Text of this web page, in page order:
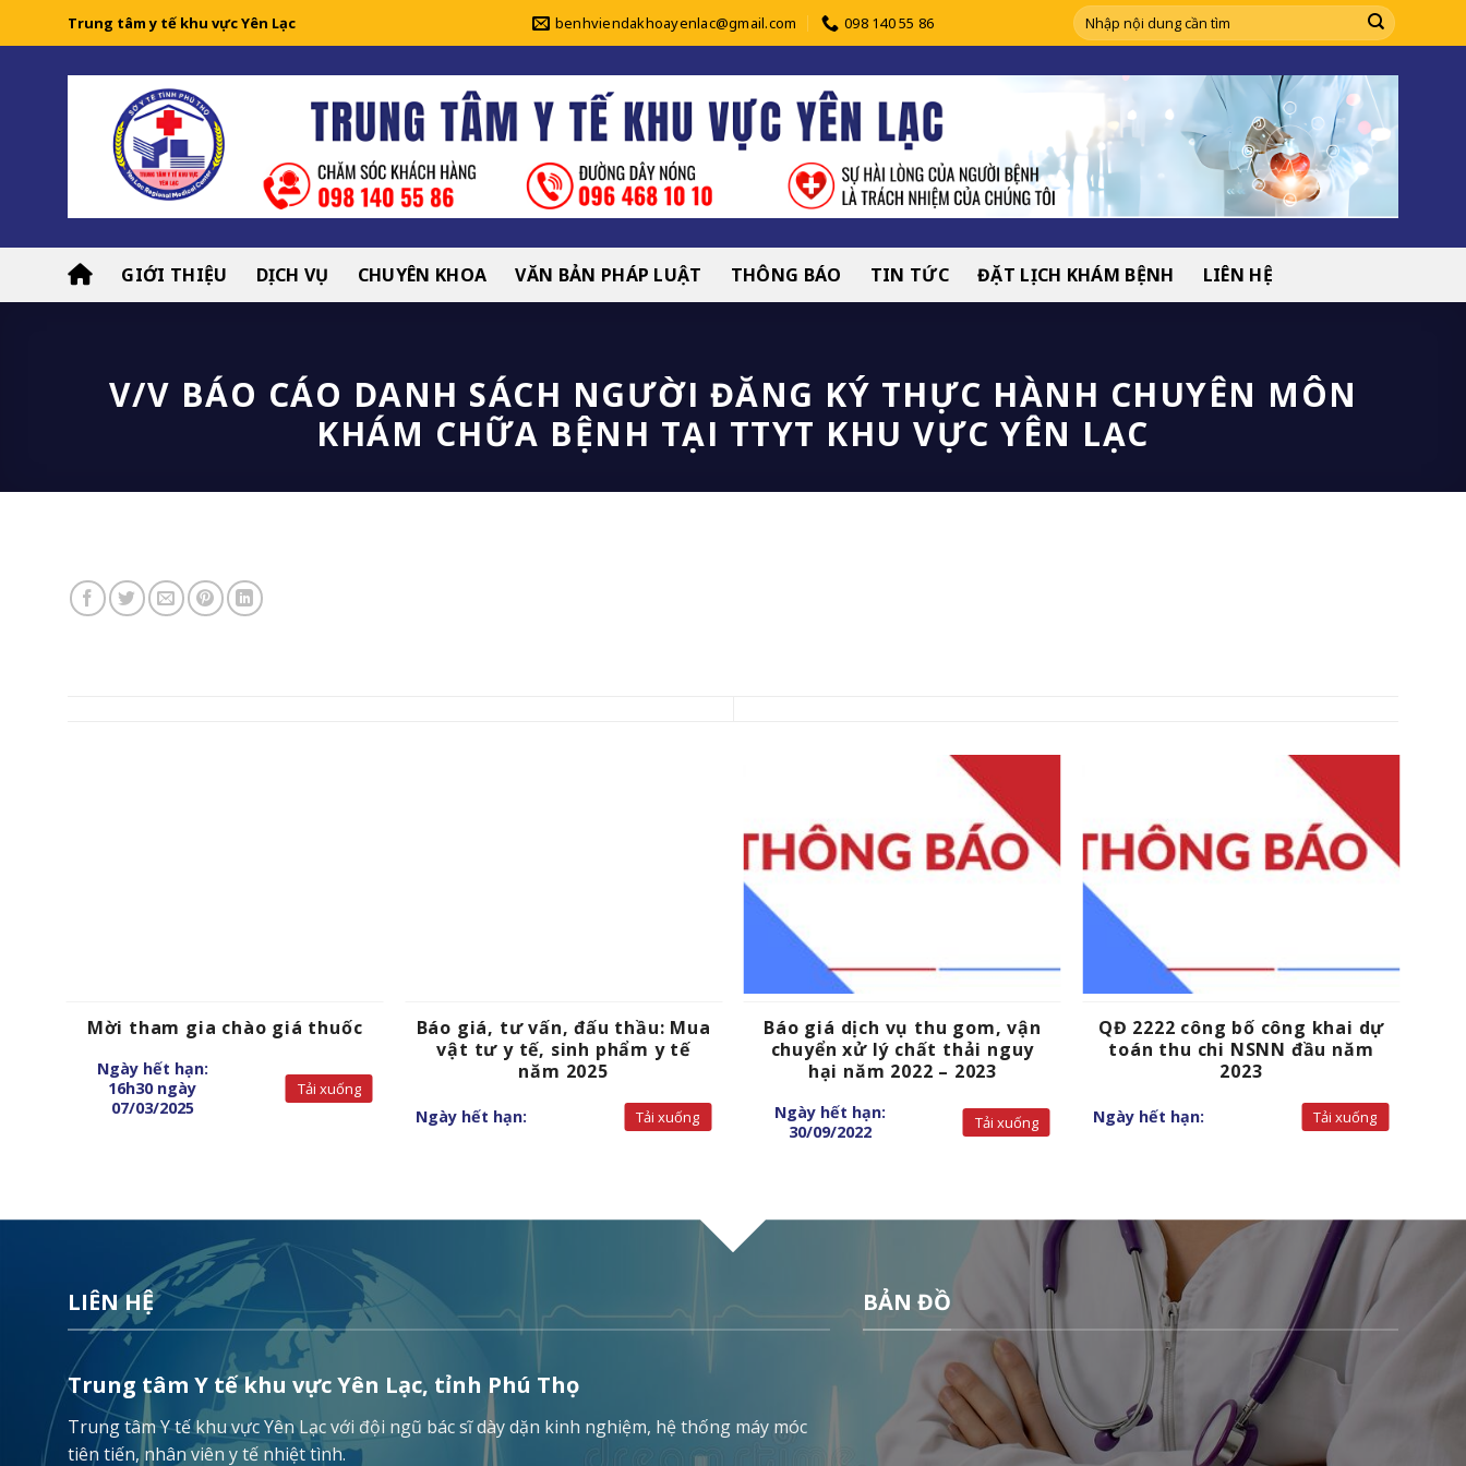
Trung tâm y tế khu vực Yên Lạc benhviendakhoayenlac@gmail.com 098 140 55 86
GIỚI THIỆU DỊCH VỤ CHUYÊN KHOA VĂN BẢN PHÁP LUẬT THÔNG BÁO TIN TỨC ĐẶT LỊCH KHÁM BỆNH LIÊN HỆ
V/V BÁO CÁO DANH SÁCH NGƯỜI ĐĂNG KÝ THỰC HÀNH CHUYÊN MÔN
KHÁM CHỮA BỆNH TẠI TTYT KHU VỰC YÊN LẠC
Mời tham gia chào giá thuốc
Ngày hết hạn:
16h30 ngày
07/03/2025
Tải xuống
Báo giá, tư vấn, đấu thầu: Mua
vật tư y tế, sinh phẩm y tế
năm 2025
Ngày hết hạn: Tải xuống
Báo giá dịch vụ thu gom, vận
chuyển xử lý chất thải nguy
hại năm 2022 – 2023
Ngày hết hạn:
30/09/2022
Tải xuống
QĐ 2222 công bố công khai dự
toán thu chi NSNN đầu năm
2023
Ngày hết hạn: Tải xuống
LIÊN HỆ
Trung tâm Y tế khu vực Yên Lạc, tỉnh Phú Thọ
Trung tâm Y tế khu vực Yên Lạc với đội ngũ bác sĩ dày dặn kinh nghiệm, hệ thống máy móc
tiên tiến, nhân viên y tế nhiệt tình.
BẢN ĐỒ